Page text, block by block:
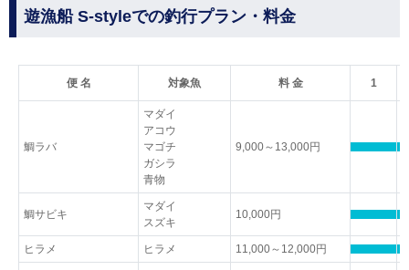
遊漁船 S-styleでの釣行プラン・料金
便 名 対象魚 料 金 1
鯛ラバ
マダイ
アコウ
マゴチ
ガシラ
青物
9,000～13,000円
鯛サビキ
マダイ
スズキ
10,000円
ヒラメ ヒラメ 11,000～12,000円